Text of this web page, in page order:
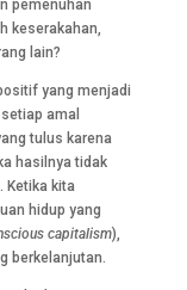
pemenuhan
keserakahan,
lain?
yang menjadi
amal
tulus karena
hasilnya tidak
Ketika kita
hidup yang
capitalism),
berkelanjutan.